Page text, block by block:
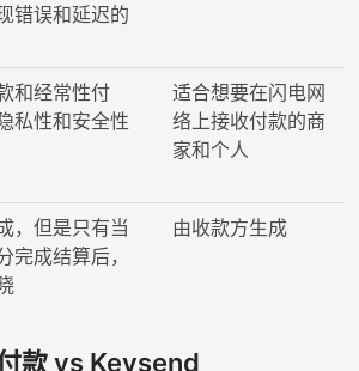
错误和延迟的
和经常性付
私性和安全性
适合想要在闪电网
络上接收付款的商
家和个人
，但是只有当
完成结算后，
由收款方生成
款 vs Keysend